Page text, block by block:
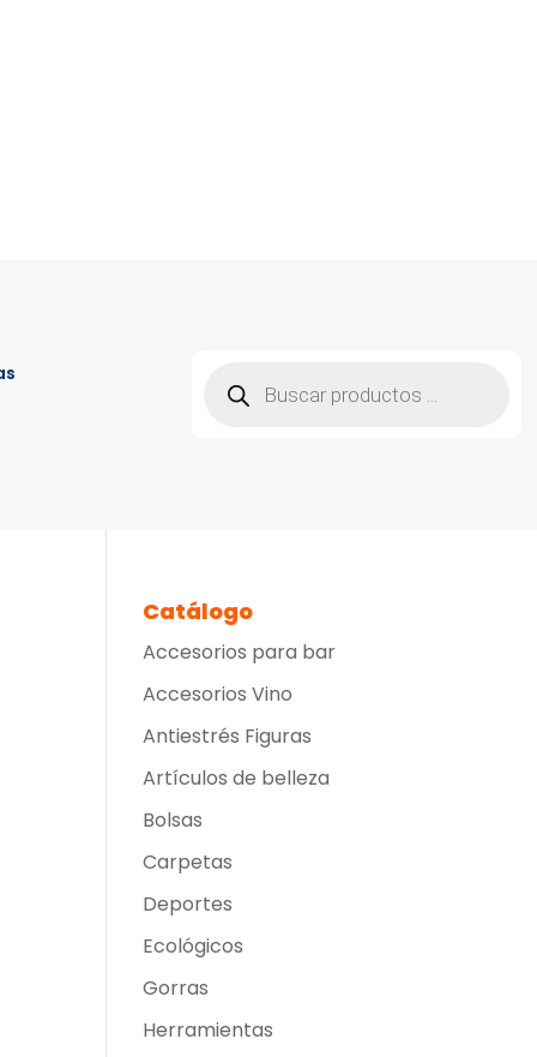
productos
Catálogo
Accesorios para bar
Accesorios Vino
Antiestrés Figuras
Artículos de belleza
Bolsas
Carpetas
Deportes
Ecológicos
Gorras
Herramientas